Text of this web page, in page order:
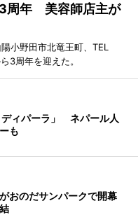
3周年 美容師店主が
小野田市北竜王町、TEL
3周年を迎えた。
ディパーラ」 ネパール人
も
おのだサンパークで開幕